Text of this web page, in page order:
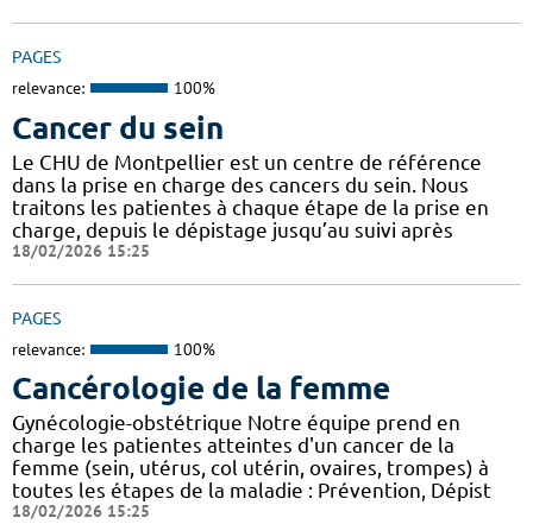
PAGES
relevance: 100%
Cancer du sein
Le CHU de Montpellier est un centre de référence
dans la prise en charge des cancers du sein. Nous
traitons les patientes à chaque étape de la prise en
charge, depuis le dépistage jusqu’au suivi après
18/02/2026 15:25
PAGES
relevance: 100%
Cancérologie de la femme
Gynécologie-obstétrique Notre équipe prend en
charge les patientes atteintes d'un cancer de la
femme (sein, utérus, col utérin, ovaires, trompes) à
toutes les étapes de la maladie : Prévention, Dépist
18/02/2026 15:25